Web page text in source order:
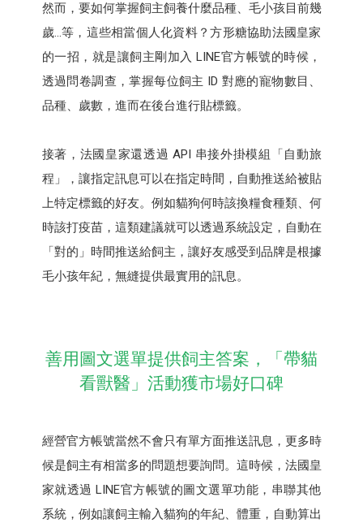
然而，要如何掌握飼主飼養什麼品種、毛小孩目前幾
歲…等，這些相當個人化資料？方形糖協助法國皇家
的一招，就是讓飼主剛加入 LINE官方帳號的時候，
透過問卷調查，掌握每位飼主 ID 對應的寵物數目、
品種、歲數，進而在後台進行貼標籤。
接著，法國皇家還透過 API 串接外掛模組「自動旅
程」，讓指定訊息可以在指定時間，自動推送給被貼
上特定標籤的好友。例如貓狗何時該換糧食種類、何
時該打疫苗，這類建議就可以透過系統設定，自動在
「對的」時間推送給飼主，讓好友感受到品牌是根據
毛小孩年紀，無縫提供最實用的訊息。
善用圖文選單提供飼主答案，「帶貓
看獸醫」活動獲市場好口碑
經營官方帳號當然不會只有單方面推送訊息，更多時
候是飼主有相當多的問題想要詢問。這時候，法國皇
家就透過 LINE官方帳號的圖文選單功能，串聯其他
系統，例如讓飼主輸入貓狗的年紀、體重，自動算出